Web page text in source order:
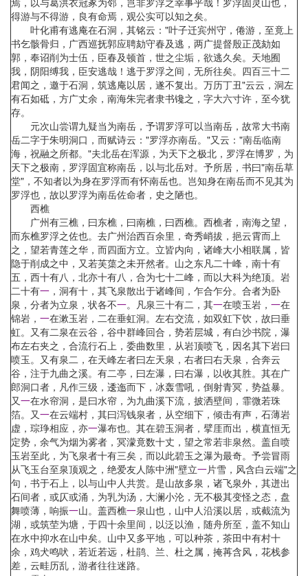
得游与不得游，良有命焉，观公实可以知之矣。
叶化甫有逃庵在石洞，其铭云："叶子迁宾州守，倦游，至竟上
书乞骸骨归，广西巡抚郭应聘劾守春及逃，两广提督殷正茂劾如
郭，奉诏削为士伍，臣春及顿首，世之尘垢，欲逃久矣。天地囿
我，阴阳缚我，臣安逃哉！逃于罗浮之间，无所往矣。四百三十二
君闻之，邀于石洞，筑逃庵以居，遂不复出。万历丁丑"云云，洞左
有石如砥，方广丈余，南海朱完者隶书镵之，字大六寸许，至今犹
存。
元次山尝谓九疑当为南岳，予谓罗浮可以当南岳，故常大书南
岳二字于朱明洞口，而赋诗云："罗浮亦南岳。"又云："南岳临南
海，祝融之所都。"夫北岳在浑源，为天下之极北，罗浮在博罗，为
天下之极南，罗浮固宜称南岳，以与北岳对。予所居，书曰"南岳草
堂"，不知者以为身在罗浮而有怀南岳也。岂知身在南岳而不见其为
罗浮也，故以罗浮为南岳佐命者，史之陋也。
西樵
广州有三樵，曰东樵，曰南樵，曰西樵。西樵者，南海之望，
而东樵罗浮之佐也。去广州治西百余里，奇秀峭拔，挹云霄而上
之，望若青莲之华，而四面方立。立皆内向，诸峰大小相联属，皆
隐于削成之中，又若芙蕖之未开然者。山之东凡二十峰，南十有
五，西十有八，北亦十有八，合为七十二峰，而以大科为绝顶。岩
二十有一 ，洞有十，其飞泉散出于诸峰间，乍合乍分。合者为卧
泉，分者为立泉，状各不一。凡泉三十有二，其一在喷玉岩， 一在
锦岩， 一在漱玉岩，二在垂虹洞。左右交流，如双虹下饮，故曰垂
虹。又有二泉在云谷，谷中群峰回合，势若层城，有白沙书院，瀑
布左右夹之，合流行石上，委曲数里，从岩顶喷飞，因名其下岩曰
喷玉。又有泉二，在天峰左者曰左天泉，右者曰右天泉，合奔云
谷，注于九曲之溪。有二亭，曰左瀑，曰右瀑，以收其胜。其在广
郎洞口者，凡作三级，逶迤而下，冰轰雪吼，倒射青冥，势益暴。
又一在水帘洞，是曰水帘，为九曲溪下流，披洒壁间，霏微若珠
箔。又一在云端村，其曰泻钱泉者，从空细下，倾击有声，石薄岩
虚，琮琤相应，亦一瀑布也。其在碧玉洞者，擘厓而出，横直恒无
定势，余气为烟为雾者，冥濛竟数十丈，望之常若非泉然。盖自喷
玉岩至此，为飞泉者十有三矣，而以此碧玉之瀑为最奇。予尝冒雨
从飞玉台至泉顶观之，绝爱友人陈中洲"壁立一片雪，风含白云端"之
句，书于石上，以与山中人共赏。是山故多泉，诸飞泉外，其迸出
石间者，或仄或涌，为乳为汤，大澜小沦，无不极其变怪之态，盘
舞喷薄，响振一山。盖西樵一泉山也，山中人沿溪以居，或截流为
湖，或筑茔为塘，于四十余里间，以泛以渔，随舟所至，盖不知山
在水中抑水在山中矣。山中又多平地，可以种茶，茶田中有村十
余，鸡犬鸣吠，若近若远，杜鹃、兰、杜之属，掩苒含风，花栈参
差，云畦历乱，游者往往迷路。